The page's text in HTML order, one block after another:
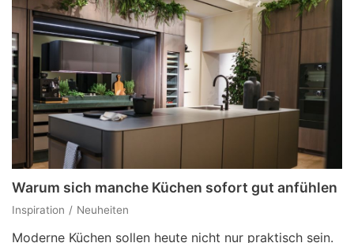
Warum sich manche Küchen sofort gut anfühlen
Inspiration Neuheiten
Moderne Küchen sollen heute nicht nur praktisch sein.